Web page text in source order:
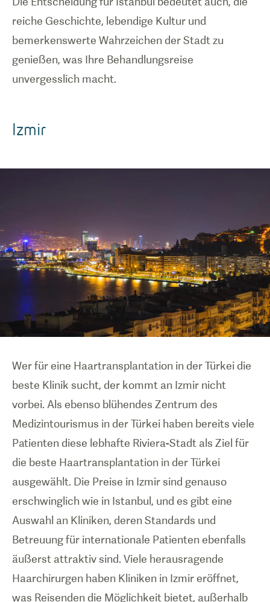
reiche Geschichte, lebendige Kultur und
bemerkenswerte Wahrzeichen der Stadt zu
genießen, was Ihre Behandlungsreise
unvergesslich macht.
Izmir
Wer für eine Haartransplantation in der Türkei die
beste Klinik sucht, der kommt an Izmir nicht
vorbei. Als ebenso blühendes Zentrum des
Medizintourismus in der Türkei haben bereits viele
Patienten diese lebhafte Riviera-Stadt als Ziel für
die beste Haartransplantation in der Türkei
ausgewählt. Die Preise in Izmir sind genauso
erschwinglich wie in Istanbul, und es gibt eine
Auswahl an Kliniken, deren Standards und
Betreuung für internationale Patienten ebenfalls
äußerst attraktiv sind. Viele herausragende
Haarchirurgen haben Kliniken in Izmir eröffnet,
was Reisenden die Möglichkeit bietet, außerhalb